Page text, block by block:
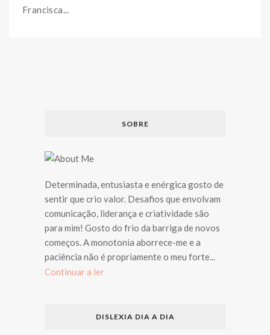
Francisca...
SOBRE
Determinada, entusiasta e enérgica gosto de
sentir que crio valor. Desafios que envolvam
comunicação, liderança e criatividade são
para mim! Gosto do frio da barriga de novos
começos. A monotonia aborrece-me e a
paciência não é propriamente o meu forte...
Continuar a ler
DISLEXIA DIA A DIA